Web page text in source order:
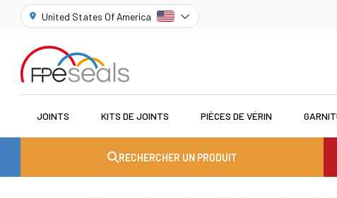
United States Of America
JOINTS KITS DE JOINTS PIÈCES DE VÉRIN
RECHERCHER UN PRODUIT